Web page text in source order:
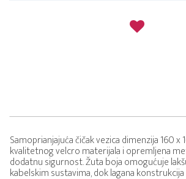
Samoprianjajuća čičak vezica dimenzija 160 x
kvalitetnog velcro materijala i opremljena
dodatnu sigurnost. Žuta boja omogućuje
kabelskim sustavima, dok lagana